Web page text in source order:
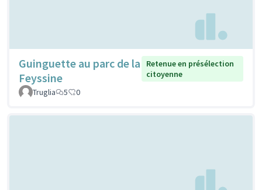
Guinguette au parc de la
Feyssine
Retenue en présélection
citoyenne
Truglia
5 0